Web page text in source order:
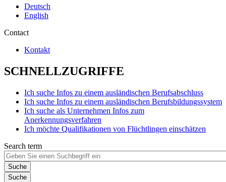
Deutsch
English
Contact
Kontakt
SCHNELLZUGRIFFE
Ich suche Infos zu einem ausländischen Berufsabschluss
Ich suche Infos zu einem ausländischen Berufsbildungssystem
Ich suche als Unternehmen Infos zum
Anerkennungsverfahren
Ich möchte Qualifikationen von Flüchtlingen einschätzen
Search term
Suche